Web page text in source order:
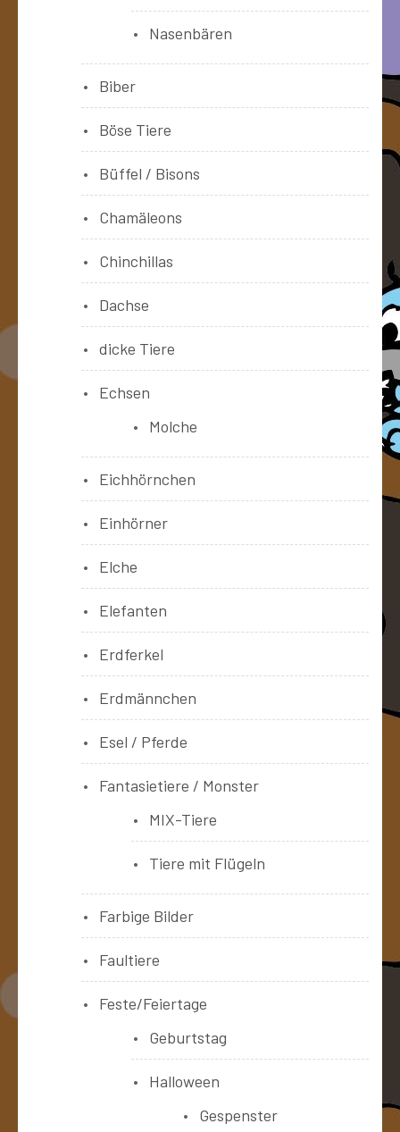
Nasenbären
Biber
Böse Tiere
Büffel / Bisons
Chamäleons
Chinchillas
Dachse
dicke Tiere
Echsen
Molche
Eichhörnchen
Einhörner
Elche
Elefanten
Erdferkel
Erdmännchen
Esel / Pferde
Fantasietiere / Monster
MIX-Tiere
Tiere mit Flügeln
Farbige Bilder
Faultiere
Feste/Feiertage
Geburtstag
Halloween
Gespenster